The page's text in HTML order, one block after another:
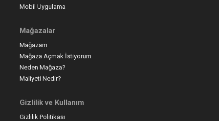
Mobil Uygulama
Mağazalar
Mağazam
Mağaza Açmak İstiyorum
Neden Mağaza?
Maliyeti Nedir?
Gizlilik ve Kullanım
Gizlilik Politikası